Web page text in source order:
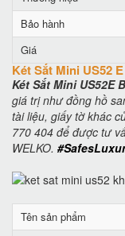
Bảo hành
Giá
Két Sắt Mini US52
Két Sắt Mini US52E
giá trị như đồng hồ
tài liệu, giấy tờ khác
770 404 để được tư
WELKO.
Tên sản phẩm